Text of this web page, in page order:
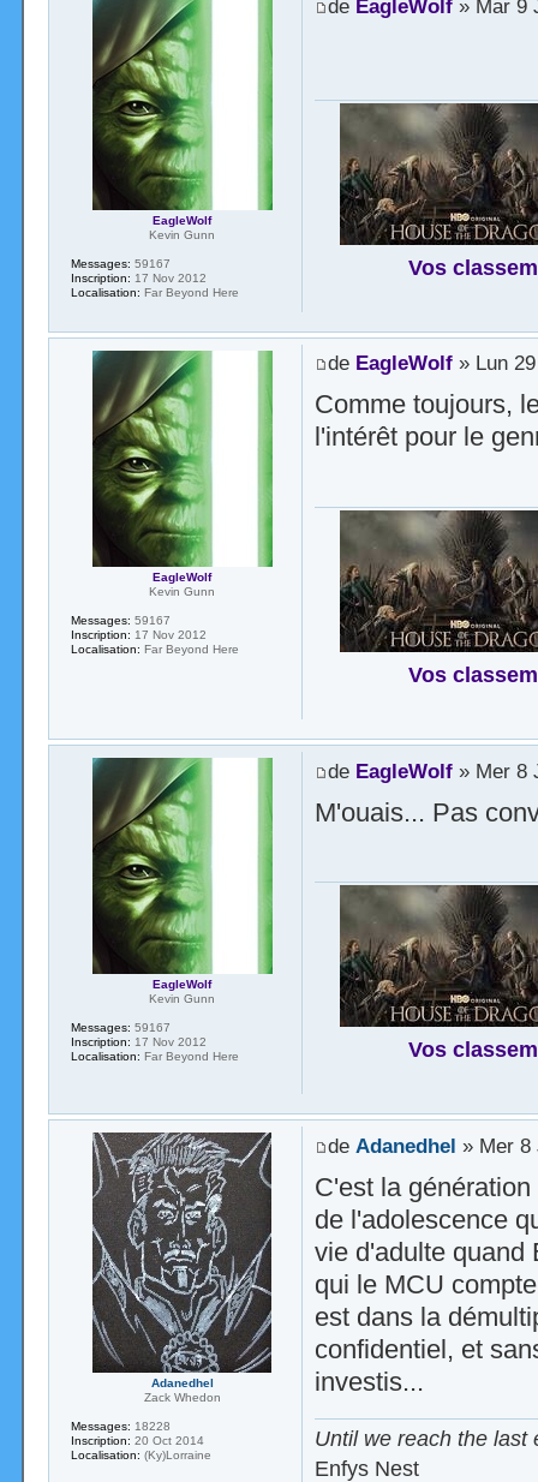
de EagleWolf» Mar 9
Vos
EagleWolf
Kevin Gunn
Messages: 59167
Inscription: 17 Nov 2012
Localisation: Far Beyond Here
de EagleWolf» Lun 29
Comme toujours,
l'intérêt pour le
Vos
EagleWolf
Kevin Gunn
Messages: 59167
Inscription: 17 Nov 2012
Localisation: Far Beyond Here
de EagleWolf» Mer 8
M'ouais... Pas
Vos
EagleWolf
Kevin Gunn
Messages: 59167
Inscription: 17 Nov 2012
Localisation: Far Beyond Here
de Adanedhel » Mer 8
C'est la
de l'adolescence
vie d'adulte quand
qui le MCU
est dans la
confidentiel, et
investis...
Until we reach the last
Enfys Nest
Adanedhel
Zack Whedon
Messages: 18228
Inscription: 20 Oct 2014
Localisation: (Ky)Lorraine